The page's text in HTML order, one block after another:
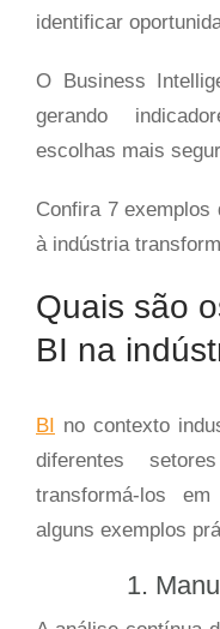
identificar
O Business
gerando
escolhas mais
Confira 7 exemplos
à indústria
Quais são
BI na
BI no contexto
diferentes
transformá-los
alguns exemplos
1.